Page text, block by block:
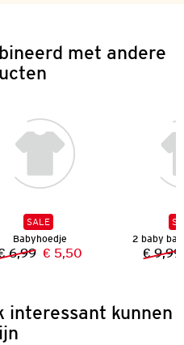
met andere
SALE
Babyhoedje
Vorige prijs:
6,99 Nieuwe prijs:
€ 5,50
2 baby
€ 9,99
interessant kunnen